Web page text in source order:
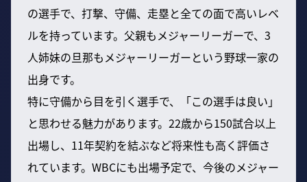
の選手で、打撃、守備、走塁と全ての面で高いレベ
ルを持っています。父親もメジャーリーガーで、3
人姉妹の旦那もメジャーリーガーという野球一家の
出身です。
特に守備から目を引く選手で、「この選手は良い」
と思わせる魅力があります。22歳から150試合以上
出場し、11年契約を結ぶなど将来性も高く評価さ
れています。WBCにも出場予定で、今後のメジャー